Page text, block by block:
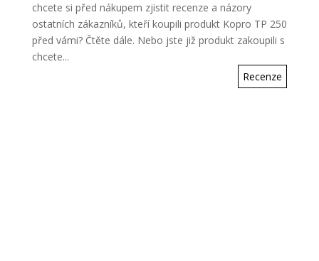
chcete si před nákupem zjistit recenze a názory
ostatních zákazníků, kteří koupili produkt Kopro TP 250
před vámi? Čtěte dále. Nebo jste již produkt zakoupili s
chcete...
Recenze